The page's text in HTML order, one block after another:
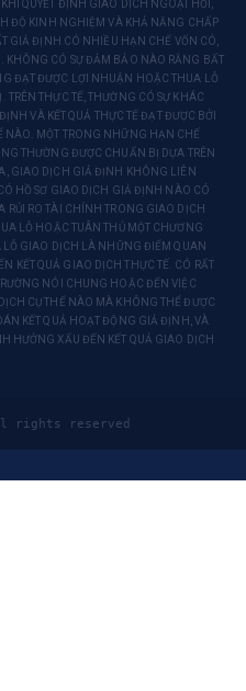
QUYẾT ĐỊNH GIAO DỊCH NGOẠI HỐI,
ĐỘ KINH NGHIỆM VÀ KHẢ NĂNG CHẤP
GIẢ ĐỊNH CÓ NHIỀU HẠN CHẾ VỐN CÓ,
KHÔNG CÓ SỰ ĐẢM BẢO NÀO RẰNG BẤT
ĐẠT ĐƯỢC LỢI NHUẬN HOẶC THUA LỖ
THỰC TẾ, THƯỜNG CÓ SỰ KHÁC
VÀ KẾT QUẢ THỰC TẾ ĐẠT ĐƯỢC BỞI
NÀO. MỘT TRONG NHỮNG HẠN CHẾ
THƯỜNG ĐƯỢC CHUẨN BỊ DỰA TRÊN
GIAO DỊCH GIẢ ĐỊNH KHÔNG LIÊN
HỒ SƠ GIAO DỊCH GIẢ ĐỊNH NÀO CÓ
RO TÀI CHÍNH TRONG GIAO DỊCH
LỖ HOẶC TUÂN THỦ MỘT CHƯƠNG
LỖ GIAO DỊCH LÀ NHỮNG ĐIỂM QUAN
KẾT QUẢ GIAO DỊCH THỰC TẾ. CÓ RẤT
NÓI CHUNG HOẶC ĐẾN VIỆC
CỤ THỂ NÀO MÀ KHÔNG THỂ ĐƯỢC
KẾT QUẢ HOẠT ĐỘNG GIẢ ĐỊNH, VÀ
HƯỞNG XẤU ĐẾN KẾT QUẢ GIAO DỊCH
rights reserved